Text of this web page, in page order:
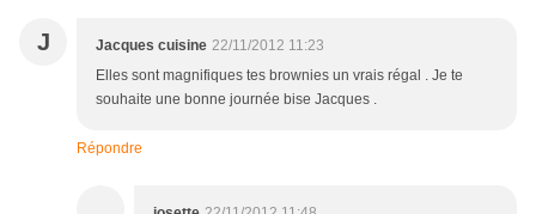
J Jacques cuisine 22/11/2012 11:23
Elles sont magnifiques tes brownies un vrais régal . Je te
souhaite une bonne journée bise Jacques .
Répondre